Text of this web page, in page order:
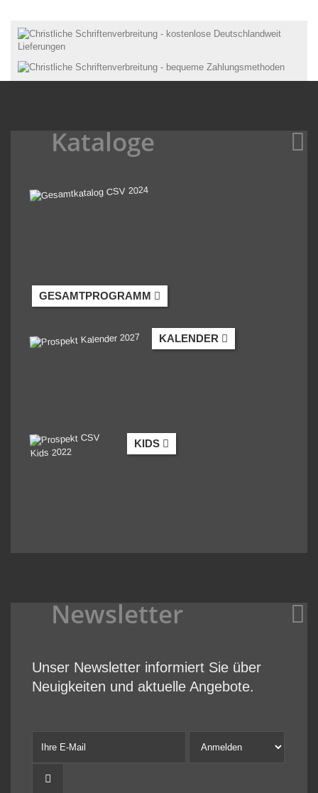
Kataloge
GESAMTPROGRAMM
KALENDER
KIDS
Newsletter
Unser Newsletter informiert Sie über
Neuigkeiten und aktuelle Angebote.